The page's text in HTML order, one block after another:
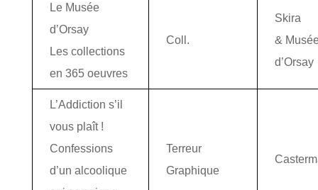
Le Musée
d’Orsay
Les collections
en 365 oeuvres
Coll.
Skira
&
d’Orsay
L’Addiction s’il
vous plaît !
Confessions
d’un alcoolique
Terreur
Graphique